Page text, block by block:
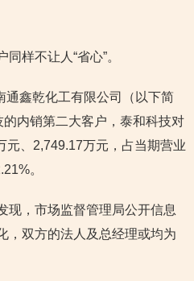
样不让人“省心”。
鑫乾化工有限公司（以下简
的内销第二大客户，泰和科技对
元、2,749.17万元，占当期营业
。
现，市场监督管理局公开信息
，双方的法人及总经理或均为